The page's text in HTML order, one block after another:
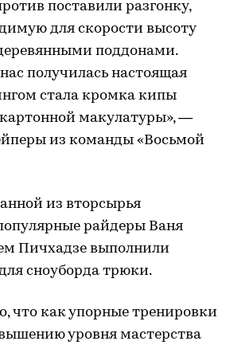
поставили разгонку,
для скорости высоту
поддонами.
нас получилась настоящая
стала кромка кипы
макулатуры», —
из команды «Восьмой
из вторсырья
райдеры Ваня
Пичхадзе выполнили
сноуборда трюки.
что как упорные тренировки
уровня мастерства